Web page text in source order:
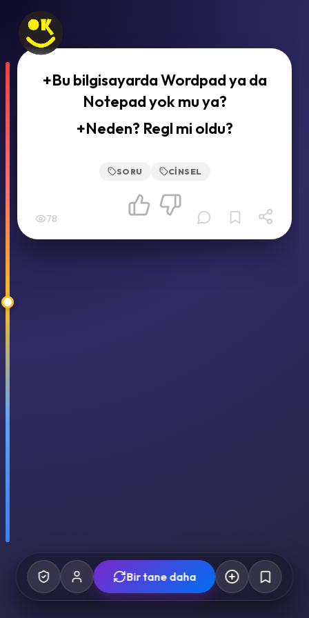
+Bu bilgisayarda Wordpad ya da
Notepad yok mu ya?
+Neden? Regl mi oldu?
SORU CINSEL
78
Bir tane daha